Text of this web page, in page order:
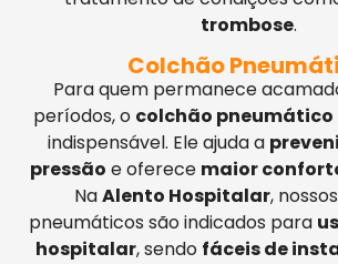
trombose.
Colchão
Para quem permanece
períodos, o colchão pneumático
indispensável. Ele ajuda a
pressão e oferece maior
NaAlento Hospitalar,
pneumáticos são indicados para
hospitalar, sendo fáceis de